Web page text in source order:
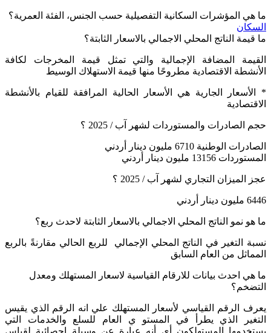
ما هي المؤشرات السكانية التفصيلية حسب الجنس، الفئة العمرية؟
السكان
ما قيمة الناتج المحلي الاجمالي بالاسعار الثابتة؟
القيمة المضافة الإجمالية والتي تمثل قيمة المخرجات لكافة
الأنشطة الاقتصادية مطروحًا منها قيمة الاستهلاك الوسيط
* الأسعار الجارية هي الأسعار الحالية المرافقة للقيام بالأنشطة
الاقتصادية
حجم الصادرات والمستوردات لشهر آب / 2025 ؟
الصادرات الوطنية 6710 مليون دينار أردني
المستوردات 13156 مليون دينار أردني
عجز الميزان التجاري لشهر آب / 2025 ؟
6446 مليون دينار أردني
ما هو نمو الناتج المحلي الاجمالي بالاسعار الثابتة لاحدث ربع؟
نسبة التغير في الناتج المحلي الإجمالي للربع الحالي مقارنةً بالربع
المماثل من العام السابق
ما هي احدث بيانات للارقام القياسية لاسعار المستهلك ومعدل
التضخم؟
يعرف الرقم القياسي لأسعار المستهلك علي انه الرقم الذي يقيس
التغير الذي يطرأ في المستو ي العام للسلع والخدمات التي
يستخدمها المستهلكون أي أنه عبارة عن وسيلة إحصائية لقياس